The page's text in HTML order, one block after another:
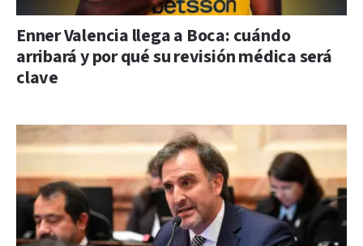
Enner Valencia llega a Boca: cuándo
arribará y por qué su revisión médica será
clave